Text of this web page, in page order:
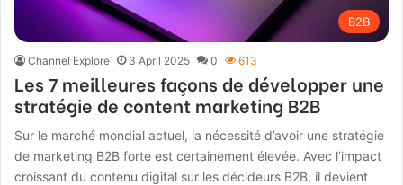
B2B
Channel Explore 3 April 2025 0 613
Les 7 meilleures façons de développer une
stratégie de content marketing B2B
Sur le marché mondial actuel, la nécessité d’avoir une stratégie
de marketing B2B forte est certainement élevée. Avec l’impact
croissant du contenu digital sur les décideurs B2B, il devient